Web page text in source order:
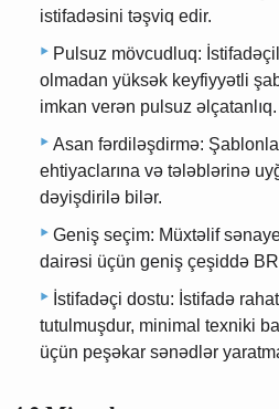
istifadəsini təşviq edir.
Pulsuz mövcudluq:
olmadan yüksək keyfiyyətli
imkan verən pulsuz əlçatanlıq.
Asan fərdiləşdirmə:
ehtiyaclarına və tələblərinə
dəyişdirilə bilər.
Geniş seçim: Müxtəlif
dairəsi üçün geniş çeşiddə
İstifadəçi dostu: İstifadə
tutulmuşdur, minimal texniki
üçün peşəkar sənədlər